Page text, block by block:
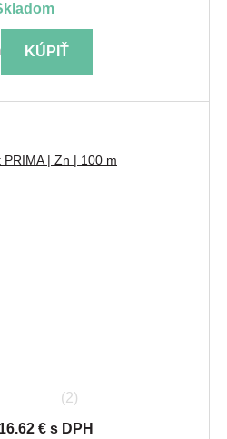
skladom
KÚPIŤ
| Zn | 100 m
(2)
€ s DPH